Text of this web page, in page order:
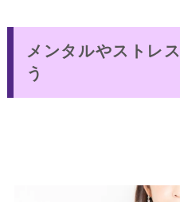
メンタルやストレ
う